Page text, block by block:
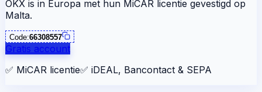
OKX is in Europa met hun MiCAR licentie gevestigd op
Malta.
Code:66308557
Gratis account
✅ MiCAR licentie✅ iDEAL, Bancontact & SEPA